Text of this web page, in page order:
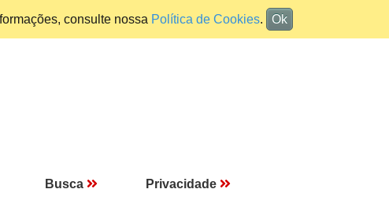
consulte nossa Política de Cookies. Ok
Busca Privacidade